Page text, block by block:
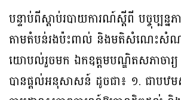
បន្ទាប់ពីស្តាប់របាយការណ៍ស្តីពី បច្ចុប្បន្ន
តាមតំបន់រងប៉ះពាល់ និងមតិសំណេះសំណា
យោបល់រួចមក ឯកឧត្តមបណ្ឌិតសភាចារ្យ
បានផ្តល់អនុសាសន៍ ដូចជា៖ ១. ជាបឋម